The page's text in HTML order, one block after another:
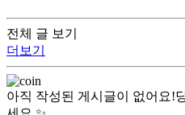
전체 글 보기
더보기
아직 작성된 게시글이 없어요!